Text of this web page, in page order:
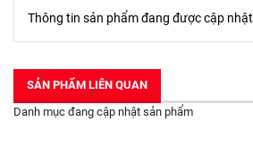
Thông tin sản phẩm đang được cập nhật
SẢN PHẨM LIÊN QUAN
Danh mục đang cập nhật sản phẩm